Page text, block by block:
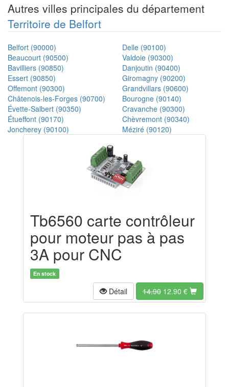
Autres villes principales du département
Territoire de Belfort
Belfort (90000)
Delle (90100)
Beaucourt (90500)
Valdoie (90300)
Bavilliers (90850)
Danjoutin (90400)
Essert (90850)
Giromagny (90200)
Offemont (90300)
Grandvillars (90600)
Châtenois-les-Forges (90700)
Bourogne (90140)
Évette-Salbert (90350)
Cravanche (90300)
Étueffont (90170)
Chèvremont (90340)
Joncherey (90100)
Méziré (90120)
Tb6560 carte contrôleur
pour moteur pas à pas
3A pour CNC
En stock
Détail 14.90 12.90 €